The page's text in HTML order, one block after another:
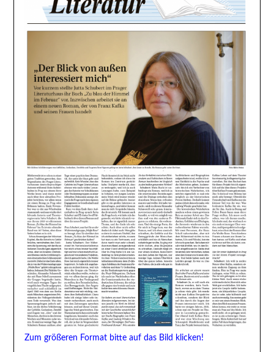
Zum größeren Format bitte auf das Bild klicken!